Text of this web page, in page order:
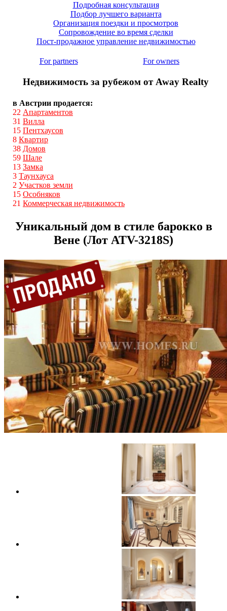
Подробная консультация
Подбор лучшего варианта
Организация поездки и просмотров
Сопровождение во время сделки
Пост-продажное управление недвижимостью
For partners For owners
Недвижимость за рубежом от Away Realty
в Австрии продается:
22 Апартаментов
31 Вилла
15 Пентхаусов
8 Квартир
38 Домов
59 Шале
13 Замка
3 Таунхауса
2 Участков земли
15 Особняков
21 Коммерческая недвижимость
Уникальный дом в стиле барокко в
Вене (Лот ATV-3218S)